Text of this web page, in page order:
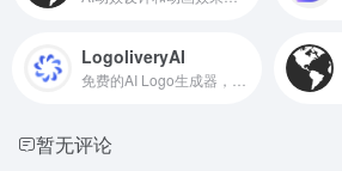
LogoliveryAI
暂无评论